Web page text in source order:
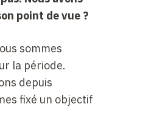
point de vue ?
sommes
la période.
depuis
fixé un objectif